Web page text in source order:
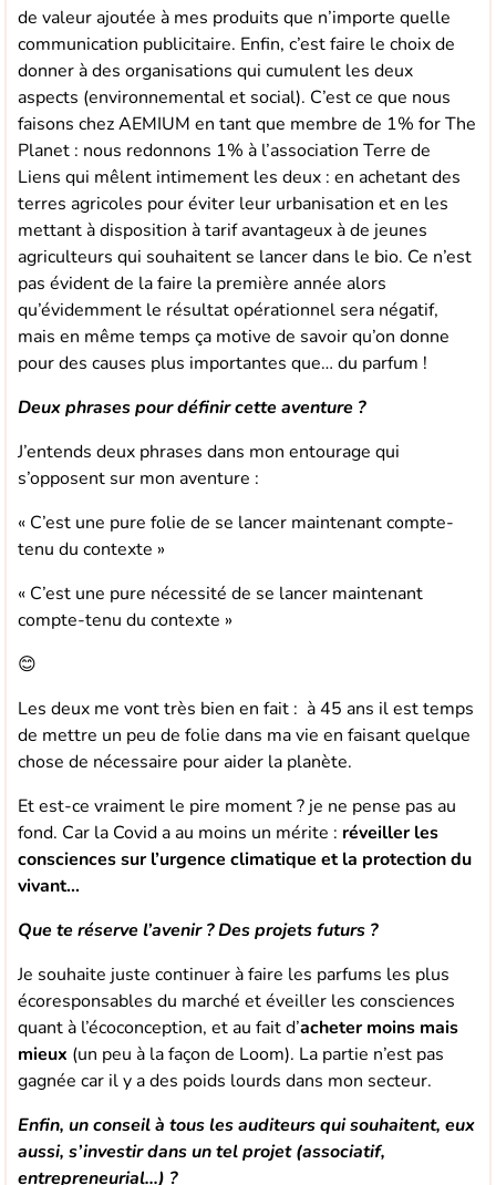
de valeur ajoutée à mes produits que n’importe quelle
communication publicitaire. Enfin, c’est faire le choix de
donner à des organisations qui cumulent les deux
aspects (environnemental et social). C’est ce que nous
faisons chez AEMIUM en tant que membre de 1% for The
Planet : nous redonnons 1% à l’association Terre de
Liens qui mêlent intimement les deux : en achetant des
terres agricoles pour éviter leur urbanisation et en les
mettant à disposition à tarif avantageux à de jeunes
agriculteurs qui souhaitent se lancer dans le bio. Ce n’est
pas évident de la faire la première année alors
qu’évidemment le résultat opérationnel sera négatif,
mais en même temps ça motive de savoir qu’on donne
pour des causes plus importantes que… du parfum !
Deux phrases pour définir cette aventure ?
J’entends deux phrases dans mon entourage qui
s’opposent sur mon aventure :
« C’est une pure folie de se lancer maintenant compte-
tenu du contexte »
« C’est une pure nécessité de se lancer maintenant
compte-tenu du contexte »
😊
Les deux me vont très bien en fait : à 45 ans il est temps
de mettre un peu de folie dans ma vie en faisant quelque
chose de nécessaire pour aider la planète.
Et est-ce vraiment le pire moment ? je ne pense pas au
fond. Car la Covid a au moins un mérite : réveiller les
consciences sur l’urgence climatique et la protection du
vivant…
Que te réserve l’avenir ? Des projets futurs ?
Je souhaite juste continuer à faire les parfums les plus
écoresponsables du marché et éveiller les consciences
quant à l’écoconception, et au fait d’acheter moins mais
mieux (un peu à la façon de Loom). La partie n’est pas
gagnée car il y a des poids lourds dans mon secteur.
Enfin, un conseil à tous les auditeurs qui souhaitent, eux
aussi, s’investir dans un tel projet (associatif,
entrepreneurial…) ?